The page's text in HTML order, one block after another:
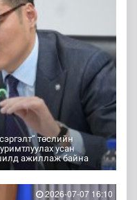
төслийн
усан
ажиллаж байна
2026-07-07 16:10